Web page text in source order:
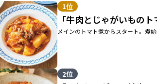
1位
「牛肉とじゃがいもの
メインのトマト煮からスタート。煮
2位